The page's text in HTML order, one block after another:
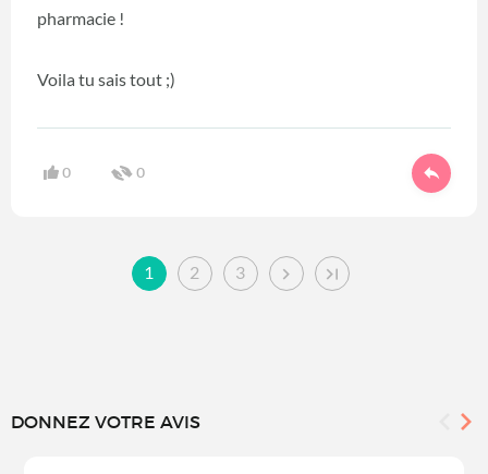
pharmacie !
Voila tu sais tout ;)
0 0
1 2 3
DONNEZ VOTRE AVIS